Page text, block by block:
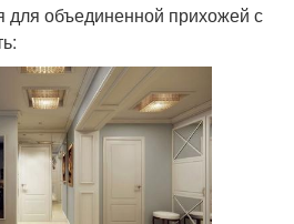
объединенной прихожей с